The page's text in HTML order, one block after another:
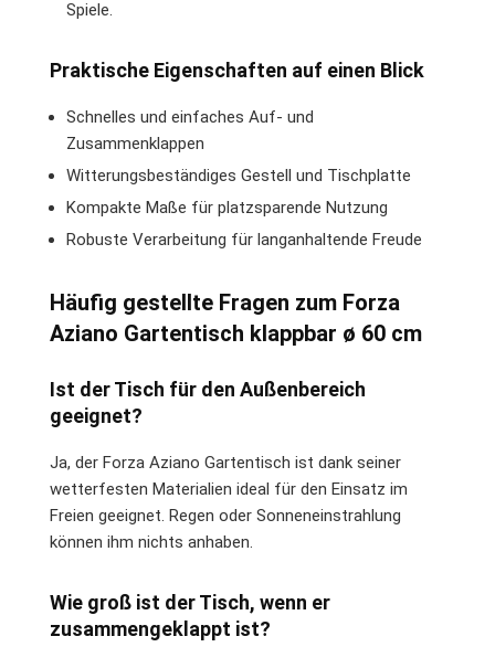
Spiele.
Praktische Eigenschaften auf einen Blick
Schnelles und einfaches Auf- und
Zusammenklappen
Witterungsbeständiges Gestell und Tischplatte
Kompakte Maße für platzsparende Nutzung
Robuste Verarbeitung für langanhaltende Freude
Häufig gestellte Fragen zum Forza
Aziano Gartentisch klappbar ø 60 cm
Ist der Tisch für den Außenbereich
geeignet?
Ja, der Forza Aziano Gartentisch ist dank seiner
wetterfesten Materialien ideal für den Einsatz im
Freien geeignet. Regen oder Sonneneinstrahlung
können ihm nichts anhaben.
Wie groß ist der Tisch, wenn er
zusammengeklappt ist?